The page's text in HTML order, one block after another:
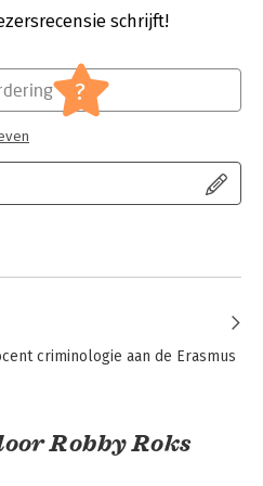
diversen
schrijft!
?
criminologie aan de Erasmus
Robby Roks